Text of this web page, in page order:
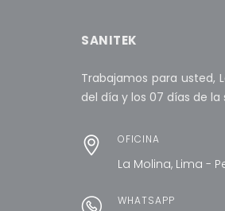
SANITEK
Trabajamos para usted,
del día y los 07 días de la
OFICINA
La Molina, Lima -
WHATSAPP